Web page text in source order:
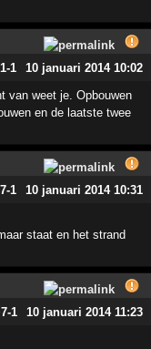
-1 10 januari 2014 10:02
van weet je. Opbouwen
en de laatste twee
-1 10 januari 2014 10:31
staat en het strand
-1 10 januari 2014 11:23